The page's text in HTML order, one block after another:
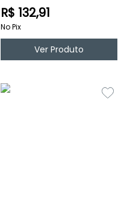
R$ 132,91
No Pix
Ver Produto